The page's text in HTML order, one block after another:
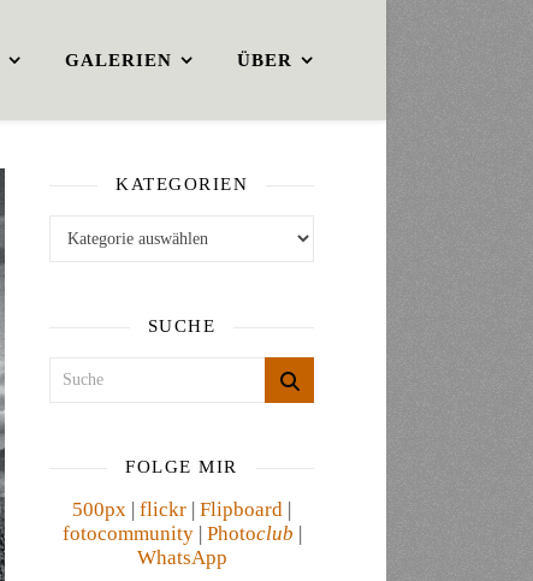
GALERIEN ÜBER
KATEGORIEN
SUCHE
FOLGE MIR
500px | flickr | Flipboard |
fotocommunity| Photoclub |
WhatsApp